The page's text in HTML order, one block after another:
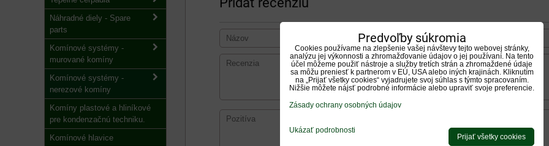
Náhradné diely - Spare
parts
Komínové systémy -
murované komíny
Komínové systémy -
nerezové komíny
Komíny plastové a hliníkové
pre kondenzačnú techniku.
Komínové hlavice
Predvoľby súkromia
Cookies používame na zlepšenie vašej návštevy tejto webovej stránky,
analýzu jej výkonnosti a zhromažďovanie údajov o jej používaní. Na tento
účel môžeme použiť nástroje a služby tretích strán a zhromaždené údaje
sa môžu preniesť k partnerom v EÚ, USA alebo iných krajinách. Kliknutím
na „Prijať všetky cookies“ vyjadrujete svoj súhlas s týmto spracovaním.
Nižšie môžete nájsť podrobné informácie alebo upraviť svoje preferencie.
Zásady ochrany osobných údajov
Ukázať podrobnosti
Prijať všetky cookies